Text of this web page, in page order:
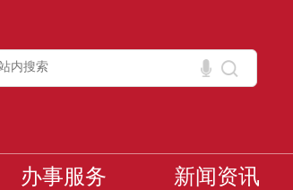
办事服务 新闻资讯